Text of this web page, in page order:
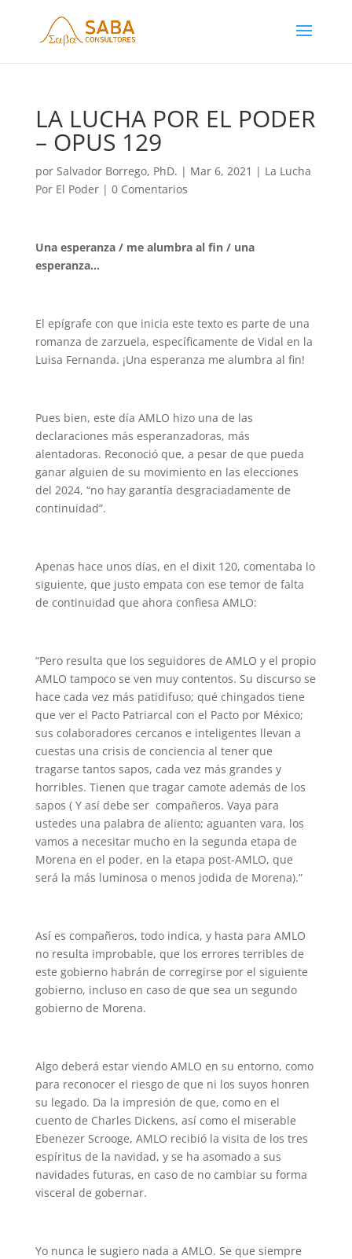
LA LUCHA POR EL PODER
– OPUS 129
por Salvador Borrego, PhD. | Mar 6, 2021 | La Lucha
Por El Poder| 0 Comentarios
Una esperanza / me alumbra al fin / una
esperanza…
El epígrafe con que inicia este texto es parte de una
romanza de zarzuela, específicamente de Vidal en la
Luisa Fernanda. ¡Una esperanza me alumbra al fin!
Pues bien, este día AMLO hizo una de las
declaraciones más esperanzadoras, más
alentadoras. Reconoció que, a pesar de que pueda
ganar alguien de su movimiento en las elecciones
del 2024, “no hay garantía desgraciadamente de
continuidad”.
Apenas hace unos días, en el dixit 120, comentaba lo
siguiente, que justo empata con ese temor de falta
de continuidad que ahora confiesa AMLO:
“Pero resulta que los seguidores de AMLO y el propio
AMLO tampoco se ven muy contentos. Su discurso se
hace cada vez más patidifuso; qué chingados tiene
que ver el Pacto Patriarcal con el Pacto por México;
sus colaboradores cercanos e inteligentes llevan a
cuestas una crisis de conciencia al tener que
tragarse tantos sapos, cada vez más grandes y
horribles. Tienen que tragar camote además de los
sapos ( Y así debe ser compañeros. Vaya para
ustedes una palabra de aliento; aguanten vara, los
vamos a necesitar mucho en la segunda etapa de
Morena en el poder, en la etapa post-AMLO, que
será la más luminosa o menos jodida de Morena).”
Así es compañeros, todo indica, y hasta para AMLO
no resulta improbable, que los errores terribles de
este gobierno habrán de corregirse por el siguiente
gobierno, incluso en caso de que sea un segundo
gobierno de Morena.
Algo deberá estar viendo AMLO en su entorno, como
para reconocer el riesgo de que ni los suyos honren
su legado. Da la impresión de que, como en el
cuento de Charles Dickens, así como el miserable
Ebenezer Scrooge, AMLO recibió la visita de los tres
espíritus de la navidad, y se ha asomado a sus
navidades futuras, en caso de no cambiar su forma
visceral de gobernar.
Yo nunca le sugiero nada a AMLO. Se que siempre